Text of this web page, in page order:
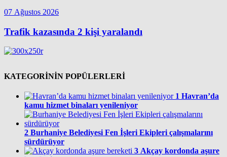
07 Ağustos 2026
Trafik kazasında 2 kişi yaralandı
KATEGORİNİN POPÜLERLERİ
1 Havran’da
kamu hizmet binaları yenileniyor
2 Burhaniye Belediyesi Fen İşleri Ekipleri çalışmalarını
sürdürüyor
3 Akçay kordonda aşure